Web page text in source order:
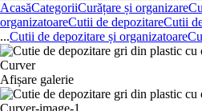
AcasăCategoriiCurățare și organizare
organizatoareCutii de depozitareCutii
...Cutii de depozitare și organizatoare
Afișare galerie